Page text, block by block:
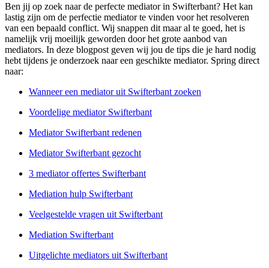
Ben jij op zoek naar de perfecte mediator in Swifterbant? Het kan
lastig zijn om de perfectie mediator te vinden voor het resolveren
van een bepaald conflict. Wij snappen dit maar al te goed, het is
namelijk vrij moeilijk geworden door het grote aanbod van
mediators. In deze blogpost geven wij jou de tips die je hard nodig
hebt tijdens je onderzoek naar een geschikte mediator. Spring direct
naar:
Wanneer een mediator uit Swifterbant zoeken
Voordelige mediator Swifterbant
Mediator Swifterbant redenen
Mediator Swifterbant gezocht
3 mediator offertes Swifterbant
Mediation hulp Swifterbant
Veelgestelde vragen uit Swifterbant
Mediation Swifterbant
Uitgelichte mediators uit Swifterbant